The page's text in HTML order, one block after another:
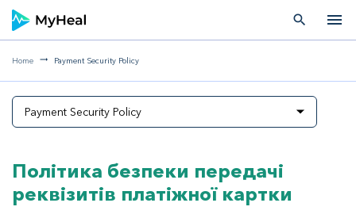
search menu
Home Payment Security Policy
Payment Security Policy
Політика безпеки передачі
реквізитів платіжної картки